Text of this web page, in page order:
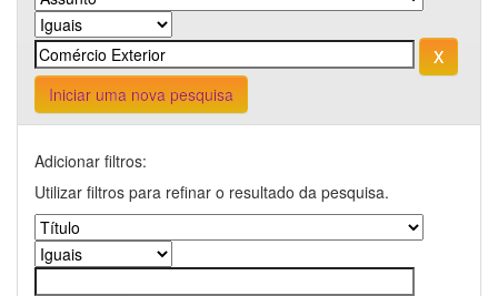
Iniciar uma nova pesquisa
Adicionar filtros:
Utilizar filtros para refinar o resultado da pesquisa.